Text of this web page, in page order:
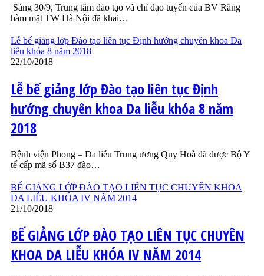
Sáng 30/9, Trung tâm đào tạo và chỉ đạo tuyến của BV Răng
hàm mặt TW Hà Nội đã khai…
Lễ bế giảng lớp Đào tạo liên tục Định hướng chuyên khoa Da
liễu khóa 8 năm 2018
22/10/2018
Lễ bế giảng lớp Đào tạo liên tục Định
hướng chuyên khoa Da liễu khóa 8 năm
2018
Bệnh viện Phong – Da liễu Trung ương Quy Hoà đã được Bộ Y
tế cấp mã số B37 đào…
BẾ GIẢNG LỚP ĐÀO TẠO LIÊN TỤC CHUYÊN KHOA
DA LIỄU KHÓA IV NĂM 2014
21/10/2018
BẾ GIẢNG LỚP ĐÀO TẠO LIÊN TỤC CHUYÊN
KHOA DA LIỄU KHÓA IV NĂM 2014